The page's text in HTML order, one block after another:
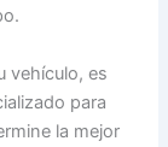
vehículo, es
para
la mejor